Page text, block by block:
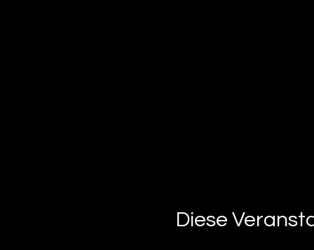
Diese